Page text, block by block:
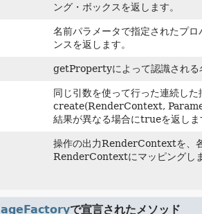
ング・ボックスを返します。
名前パラメータで指定されたプ
ンスを返します。
getPropertyによって認識される
同じ引数を使って行った連続した
create(RenderContext,
結果が異なる場合にtrueを返しま
操作の出力RenderContextを、
RenderContextにマッピングしま
で宣言されたメソッド